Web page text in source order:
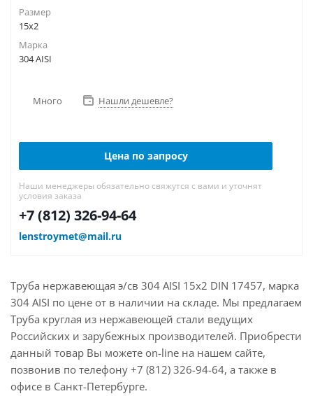
Размер
15х2
Марка
304 AISI
Много Нашли дешевле?
Цена по запросу
Наши менеджеры обязательно свяжутся с вами и уточнят
условия заказа
+7 (812) 326-94-64
lenstroymet@mail.ru
Труба нержавеющая э/св 304 AISI 15х2 DIN 17457, марка
304 AISI по цене от в наличии на складе. Мы предлагаем
Труба круглая из нержавеющей стали ведущих
Российских и зарубежных производителей. Приобрести
данный товар Вы можете on-line на нашем сайте,
позвонив по телефону +7 (812) 326-94-64, а также в
офисе в Санкт-Петербурге.